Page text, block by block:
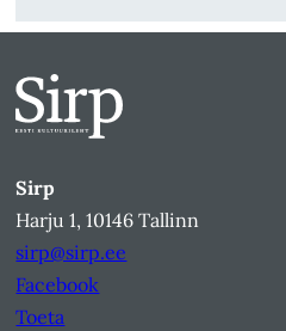
Sirp
Harju 1, 10146 Tallinn
sirp@sirp.ee
Facebook
Toeta